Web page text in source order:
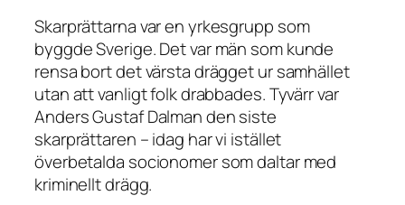
Skarprättarna var en yrkesgrupp som
byggde Sverige. Det var män som kunde
rensa bort det värsta drägget ur samhället
utan att vanligt folk drabbades. Tyvärr var
Anders Gustaf Dalman den siste
skarprättaren – idag har vi istället
överbetalda socionomer som daltar med
kriminellt drägg.